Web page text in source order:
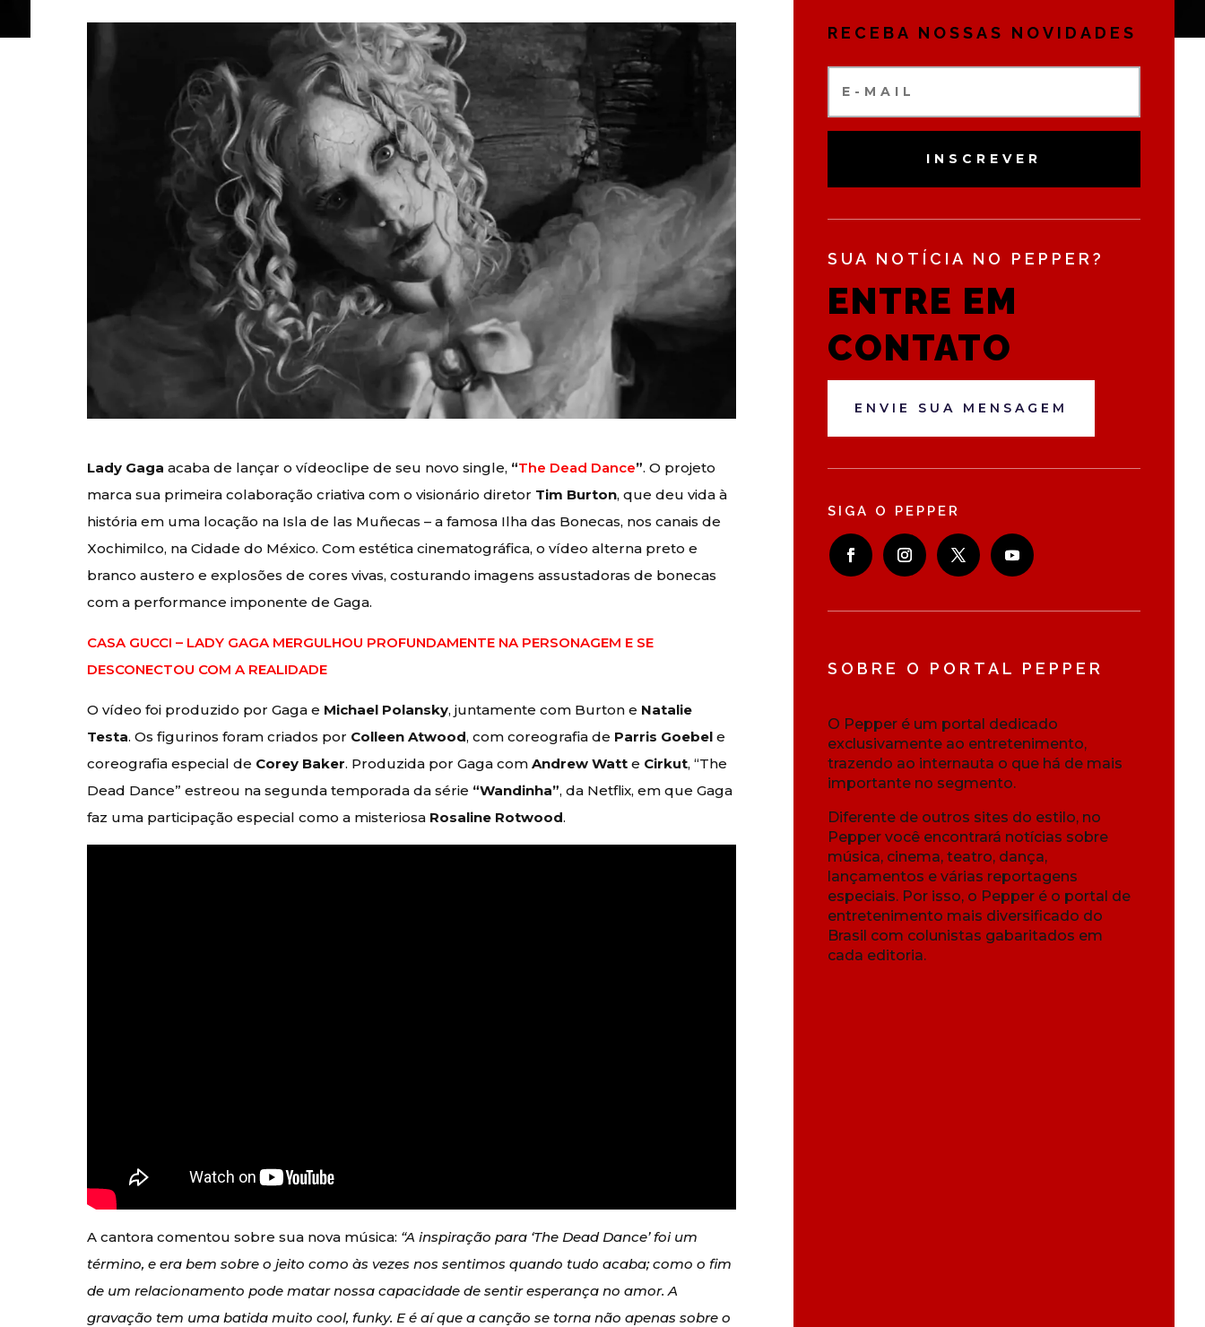
Lady Gaga acaba de lançar o vídeoclipe de seu novo single, “The Dead Dance”. O projeto
marca sua primeira colaboração criativa com o visionário diretor Tim Burton, que deu vida à
história em uma locação na Isla de las Muñecas – a famosa Ilha das Bonecas, nos canais de
Xochimilco, na Cidade do México. Com estética cinematográfica, o vídeo alterna preto e
branco austero e explosões de cores vivas, costurando imagens assustadoras de bonecas
com a performance imponente de Gaga.
CASA GUCCI – LADY GAGA MERGULHOU PROFUNDAMENTE NA PERSONAGEM E SE
DESCONECTOU COM A REALIDADE
O vídeo foi produzido por Gaga e Michael Polansky, juntamente com Burton e Natalie
Testa. Os figurinos foram criados por Colleen Atwood, com coreografia de Parris Goebel e
coreografia especial de Corey Baker. Produzida por Gaga comAndrew Watt e Cirkut, “The
Dead Dance” estreou na segunda temporada da série “Wandinha”, da Netflix, em que Gaga
faz uma participação especial como a misteriosa Rosaline Rotwood.
A cantora comentou sobre sua nova música: “A inspiração para ‘The Dead Dance’ foi um
término, e era bem sobre o jeito como às vezes nos sentimos quando tudo acaba; como o fim
de um relacionamento pode matar nossa capacidade de sentir esperança no amor. A
gravação tem uma batida muito cool, funky. E é aí que a canção se torna não apenas sobre o
RECEBA NOSSAS NOVIDADES
INSCREVER
SUA NOTÍCIA NO PEPPER?
ENTRE EM
CONTATO
ENVIE SUA MENSAGEM
SIGA O PEPPER
SOBRE O PORTAL PEPPER
O Pepper é um portal dedicado
exclusivamente ao entretenimento,
trazendo ao internauta o que há de mais
importante no segmento.
Diferente de outros sites do estilo, no
Pepper você encontrará notícias sobre
música, cinema, teatro, dança,
lançamentos e várias reportagens
especiais. Por isso, o Pepper é o portal de
entretenimento mais diversificado do
Brasil com colunistas gabaritados em
cada editoria.